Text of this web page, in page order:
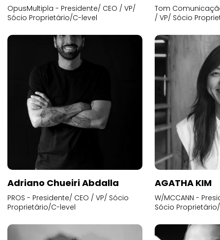
OpusMultipla - Presidente/ CEO / VP/
Sócio Proprietário/C-level
Tom
/ VP/ Sócio
Adriano Chueiri Abdalla
PROS - Presidente/ CEO / VP/ Sócio
Proprietário/C-level
AGATHA KIM
W/MCCANN -
Sócio